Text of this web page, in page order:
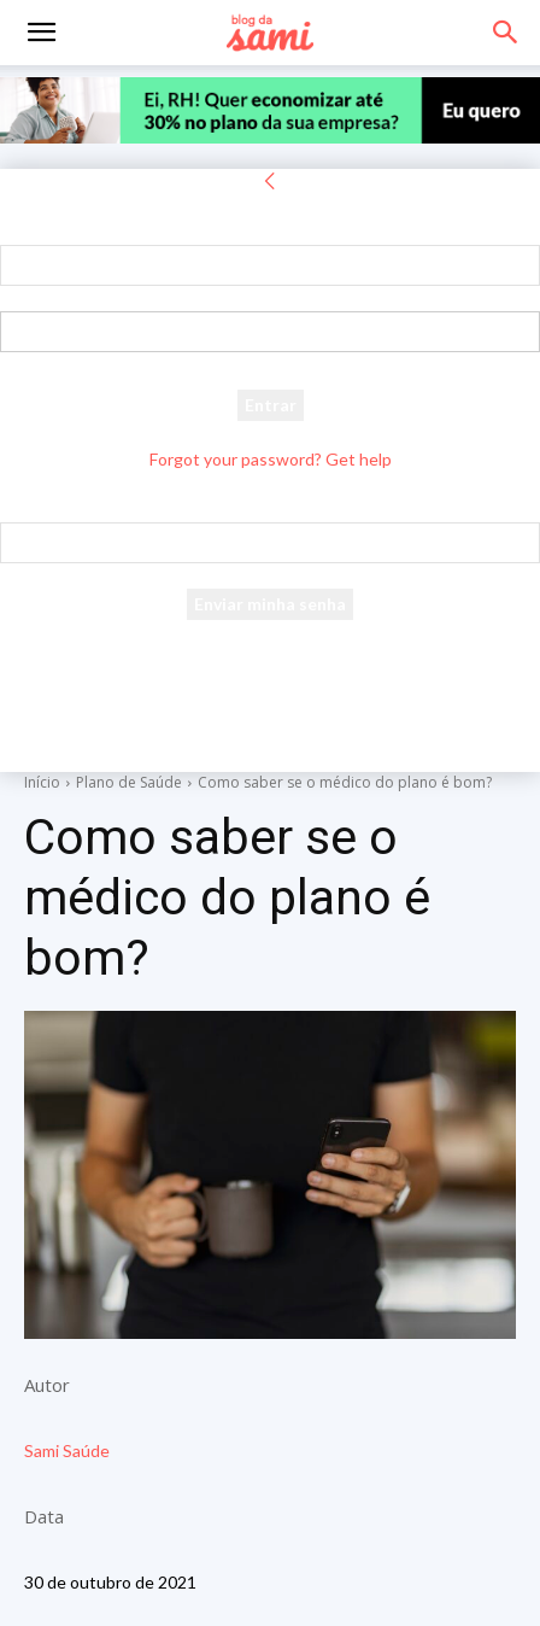
Forgot your password? Get help
Início Plano de Saúde Como saber se o médico do plano é bom?
Como saber se o
médico do plano é
bom?
Autor
Sami Saúde
Data
30 de outubro de 2021